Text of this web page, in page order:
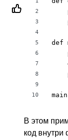
2
3
4
5
6
7
8
9
10
def
В этом
код внутри